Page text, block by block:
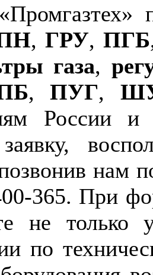
, ГРУ, ПГБ
газа,
,ПУГ,
России
нам
365. При
не только
по